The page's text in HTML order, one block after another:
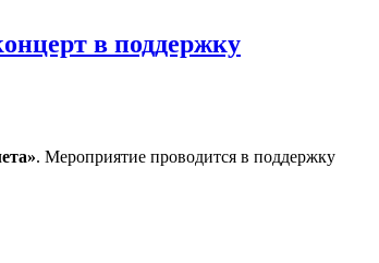
в поддержку
. Мероприятие проводится в поддержку